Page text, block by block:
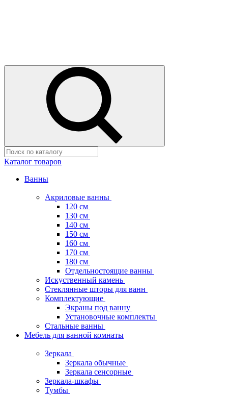
Каталог товаров
Ванны
Акриловые ванны
120 см
130 см
140 см
150 см
160 см
170 см
180 см
Отдельностоящие ванны
Искуственный камень
Стеклянные шторы для ванн
Комплектующие
Экраны под ванну
Установочные комплекты
Стальные ванны
Мебель для ванной комнаты
Зеркала
Зеркала обычные
Зеркала сенсорные
Зеркала-шкафы
Тумбы